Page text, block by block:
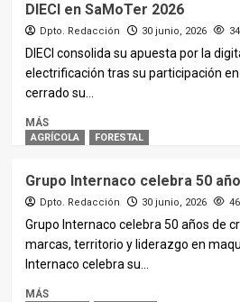
DIECI en SaMoTer 2026
Dpto. Redacción 30 junio, 2026
DIECI consolida su apuesta por la
electrificación tras su participación en
cerrado su...
MÁS
AGRÍCOLA FORESTAL
Grupo Internaco celebra 50
Dpto. Redacción 30 junio, 2026
Grupo Internaco celebra 50 años de
marcas, territorio y liderazgo en
Internaco celebra su...
MÁS